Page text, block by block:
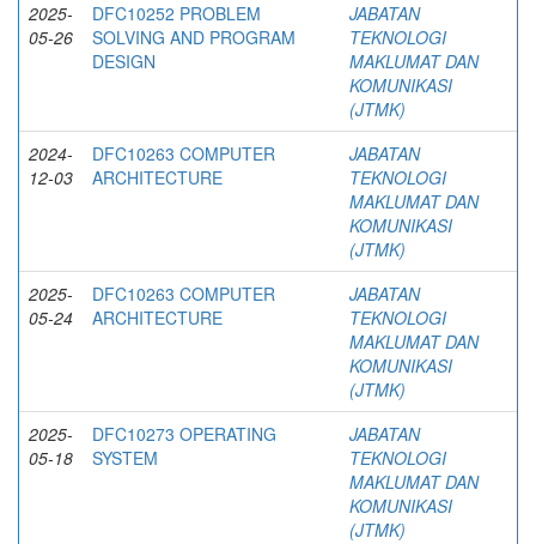
2025-
05-26
DFC10252 PROBLEM
SOLVING AND PROGRAM
DESIGN
JABATAN
TEKNOLOGI
MAKLUMAT DAN
KOMUNIKASI
(JTMK)
2024-
12-03
DFC10263 COMPUTER
ARCHITECTURE
JABATAN
TEKNOLOGI
MAKLUMAT DAN
KOMUNIKASI
(JTMK)
2025-
05-24
DFC10263 COMPUTER
ARCHITECTURE
JABATAN
TEKNOLOGI
MAKLUMAT DAN
KOMUNIKASI
(JTMK)
2025-
05-18
DFC10273 OPERATING
SYSTEM
JABATAN
TEKNOLOGI
MAKLUMAT DAN
KOMUNIKASI
(JTMK)